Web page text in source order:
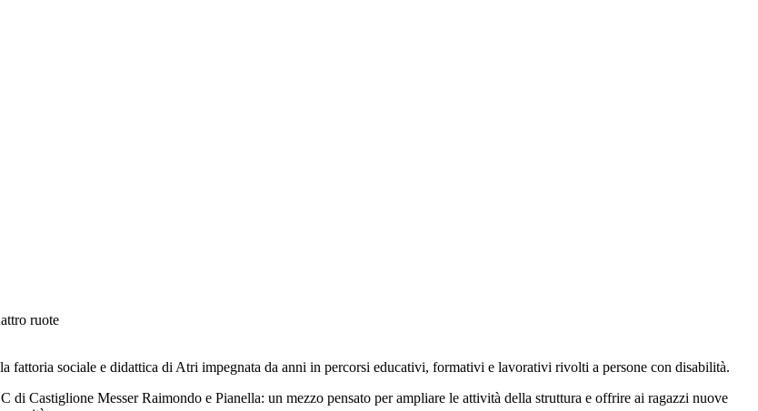
ruote
fattoria sociale e didattica di Atri impegnata da anni in percorsi educativi, formativi e lavorativi rivolti a persone con disabilità.
Castiglione Messer Raimondo e Pianella: un mezzo pensato per ampliare le attività della struttura e offrire ai ragazzi nuove